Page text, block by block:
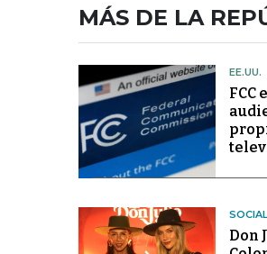
MÁS DE LA
EE.UU.
Don